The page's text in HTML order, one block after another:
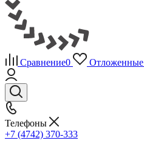
Сравнение0 Отложенные
Телефоны
+7 (4742) 370-333